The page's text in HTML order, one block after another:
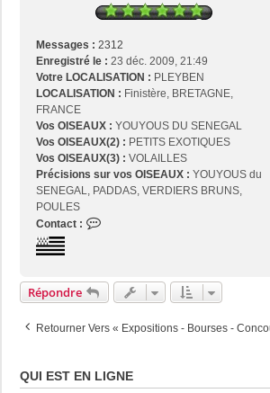
Messages : 2312
Enregistré le : 23 déc. 2009, 21:49
Votre LOCALISATION : PLEYBEN
LOCALISATION : Finistère, BRETAGNE,
FRANCE
Vos OISEAUX : YOUYOUS DU SENEGAL
Vos OISEAUX(2) : PETITS EXOTIQUES
Vos OISEAUX(3) : VOLAILLES
Précisions sur vos OISEAUX : YOUYOUS du
SENEGAL, PADDAS, VERDIERS BRUNS,
POULES
Contact :
a
c
e
o
Répondre
Retourner Vers « Expositions - Bourses -
QUI EST EN LIGNE